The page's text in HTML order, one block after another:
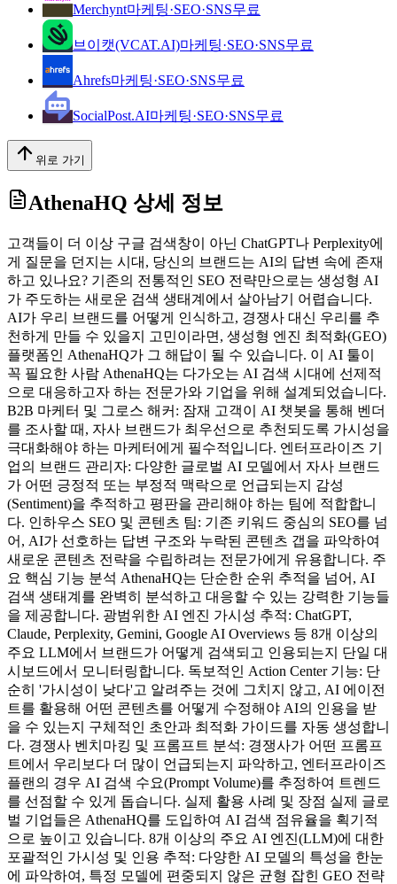
Merchynt마케팅·SEO·SNS무료
브이캣(VCAT.AI)마케팅·SEO·SNS무료
Ahrefs마케팅·SEO·SNS무료
SocialPost.AI마케팅·SEO·SNS무료
위로 가기
AthenaHQ 상세 정보
고객들이 더 이상 구글 검색창이 아닌 ChatGPT나 Perplexity에
게 질문을 던지는 시대, 당신의 브랜드는 AI의 답변 속에 존재
하고 있나요? 기존의 전통적인 SEO 전략만으로는 생성형 AI
가 주도하는 새로운 검색 생태계에서 살아남기 어렵습니다.
AI가 우리 브랜드를 어떻게 인식하고, 경쟁사 대신 우리를 추
천하게 만들 수 있을지 고민이라면, 생성형 엔진 최적화(GEO)
플랫폼인 AthenaHQ가 그 해답이 될 수 있습니다. 이 AI 툴이
꼭 필요한 사람 AthenaHQ는 다가오는 AI 검색 시대에 선제적
으로 대응하고자 하는 전문가와 기업을 위해 설계되었습니다.
B2B 마케터 및 그로스 해커: 잠재 고객이 AI 챗봇을 통해 벤더
를 조사할 때, 자사 브랜드가 최우선으로 추천되도록 가시성을
극대화해야 하는 마케터에게 필수적입니다. 엔터프라이즈 기
업의 브랜드 관리자: 다양한 글로벌 AI 모델에서 자사 브랜드
가 어떤 긍정적 또는 부정적 맥락으로 언급되는지 감성
(Sentiment)을 추적하고 평판을 관리해야 하는 팀에 적합합니
다. 인하우스 SEO 및 콘텐츠 팀: 기존 키워드 중심의 SEO를 넘
어, AI가 선호하는 답변 구조와 누락된 콘텐츠 갭을 파악하여
새로운 콘텐츠 전략을 수립하려는 전문가에게 유용합니다. 주
요 핵심 기능 분석 AthenaHQ는 단순한 순위 추적을 넘어, AI
검색 생태계를 완벽히 분석하고 대응할 수 있는 강력한 기능들
을 제공합니다. 광범위한 AI 엔진 가시성 추적: ChatGPT,
Claude, Perplexity, Gemini, Google AI Overviews 등 8개 이상의
주요 LLM에서 브랜드가 어떻게 검색되고 인용되는지 단일 대
시보드에서 모니터링합니다. 독보적인 Action Center 기능: 단
순히 '가시성이 낮다'고 알려주는 것에 그치지 않고, AI 에이전
트를 활용해 어떤 콘텐츠를 어떻게 수정해야 AI의 인용을 받
을 수 있는지 구체적인 초안과 최적화 가이드를 자동 생성합니
다. 경쟁사 벤치마킹 및 프롬프트 분석: 경쟁사가 어떤 프롬프
트에서 우리보다 더 많이 언급되는지 파악하고, 엔터프라이즈
플랜의 경우 AI 검색 수요(Prompt Volume)를 추정하여 트렌드
를 선점할 수 있게 돕습니다. 실제 활용 사례 및 장점 실제 글로
벌 기업들은 AthenaHQ를 도입하여 AI 검색 점유율을 획기적
으로 높이고 있습니다. 8개 이상의 주요 AI 엔진(LLM)에 대한
포괄적인 가시성 및 인용 추적: 다양한 AI 모델의 특성을 한눈
에 파악하여, 특정 모델에 편중되지 않은 균형 잡힌 GEO 전략